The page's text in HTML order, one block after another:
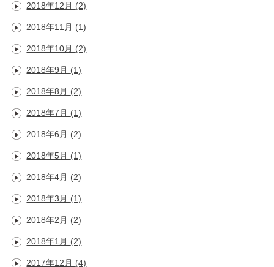
2018年12月 (2)
2018年11月 (1)
2018年10月 (2)
2018年9月 (1)
2018年8月 (2)
2018年7月 (1)
2018年6月 (2)
2018年5月 (1)
2018年4月 (2)
2018年3月 (1)
2018年2月 (2)
2018年1月 (2)
2017年12月 (4)